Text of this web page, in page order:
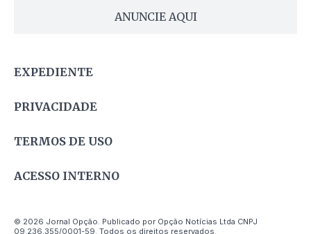
ANUNCIE AQUI
EXPEDIENTE
PRIVACIDADE
TERMOS DE USO
ACESSO INTERNO
© 2026 Jornal Opção. Publicado por Opção Notícias Ltda CNPJ
09.236.355/0001-59. Todos os direitos reservados.